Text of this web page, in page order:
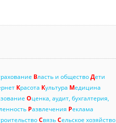
Власть и обществоДети
Красота Культура Медицина
Оценка, аудит, бухгалтерия,
Развлечения Реклама
СвязьСельское хозяйство